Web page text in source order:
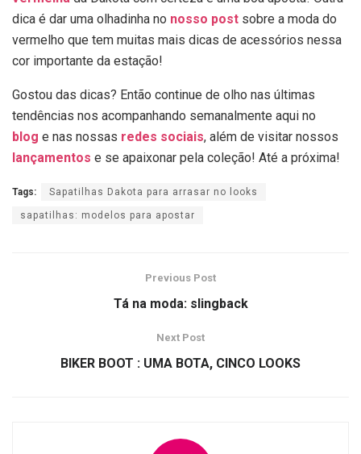
dica é dar uma olhadinha no nosso post sobre a moda do
vermelho que tem muitas mais dicas de acessórios nessa
cor importante da estação!
Gostou das dicas? Então continue de olho nas últimas
tendências nos acompanhando semanalmente aqui no
blog e nas nossas redes sociais, além de visitar nossos
lançamentos e se apaixonar pela coleção! Até a próxima!
Tags: Sapatilhas Dakota para arrasar no looks
sapatilhas: modelos para apostar
Previous Post
Tá na moda: slingback
Next Post
BIKER BOOT : UMA BOTA, CINCO LOOKS